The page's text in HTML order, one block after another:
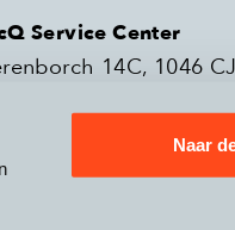
Naar
Service Center
14C, 1046